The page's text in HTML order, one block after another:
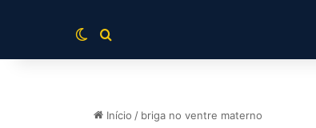
Switch skin
Buscar por
Início / briga no ventre materno